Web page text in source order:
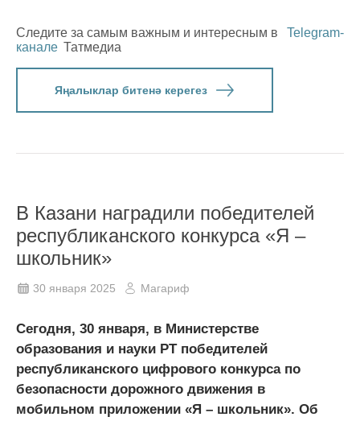
Следите за самым важным и интересным в
Telegram-
канале Татмедиа
Яңалыклар битенә керегез
В Казани наградили победителей
республиканского конкурса «Я –
школьник»
30 января 2025 Магариф
Сегодня, 30 января, в Министерстве
образования и науки РТ победителей
республиканского цифрового конкурса по
безопасности дорожного движения в
мобильном приложении «Я – школьник». Об